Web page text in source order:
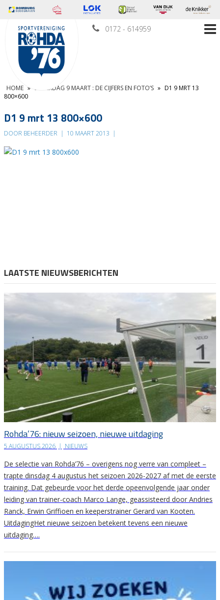
0172 - 614959
HOME » ZATERDAG 9 MAART : DE CIJFERS EN FOTO’S » D1 9 MRT 13
800×600
D1 9 mrt 13 800×600
DOOR BEHEERDER | 10 MAART 2013 |
LAATSTE NIEUWSBERICHTEN
Rohda’76: nieuw seizoen, nieuwe uitdaging
5 AUGUSTUS 2026 | NIEUWS
De selectie van Rohda’76 – overigens nog verre van compleet –
trapte dinsdag 4 augustus het seizoen 2026-2027 af met de eerste
training. Dat gebeurde voor het derde opeenvolgende jaar onder
leiding van trainer-coach Marco Lange, geassisteerd door Andries
Ranck, Erwin Griffioen en keeperstrainer Gerard van Kooten.
UitdagingHet nieuwe seizoen betekent tevens een nieuwe
uitdaging….